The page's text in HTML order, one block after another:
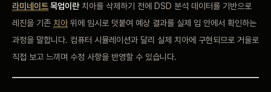
라미네이트목업이란치아를 삭제하기 전에 DSD 분석 데이터를 기반으로
레진을 기존 치아 위에 임시로 덧붙여 예상 결과를 실제 입 안에서 확인하는
과정을 말합니다. 컴퓨터 시뮬레이션과 달리 실제 치아에 구현되므로 거울로
직접 보고 느끼며 수정 사항을 반영할 수 있습니다.